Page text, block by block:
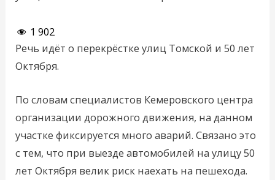
1 902
Речь идёт о перекрёстке улиц Томской и 50 лет
Октября.
По словам специалистов Кемеровского центра
организации дорожного движения, на данном
участке фиксируется много аварий. Связано это
с тем, что при выезде автомобилей на улицу 50
лет Октября велик риск наехать на пешехода.